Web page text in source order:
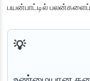
பயன்பாட்டில்